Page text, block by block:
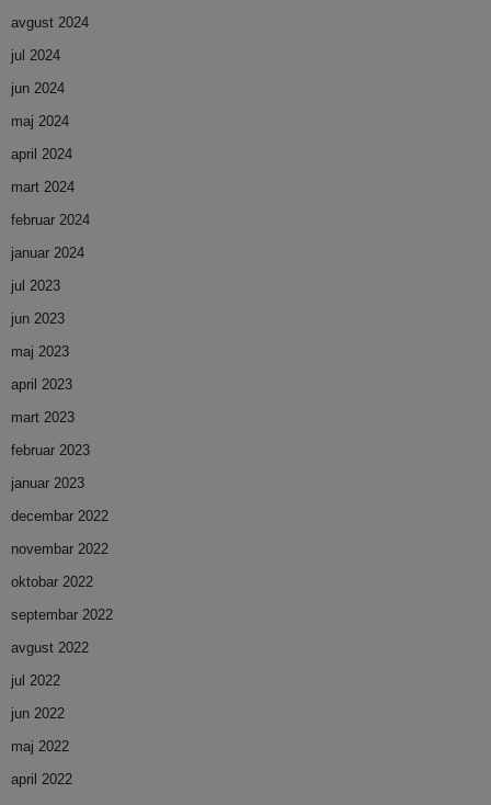
avgust 2024
jul 2024
jun 2024
maj 2024
april 2024
mart 2024
februar 2024
januar 2024
jul 2023
jun 2023
maj 2023
april 2023
mart 2023
februar 2023
januar 2023
decembar 2022
novembar 2022
oktobar 2022
septembar 2022
avgust 2022
jul 2022
jun 2022
maj 2022
april 2022